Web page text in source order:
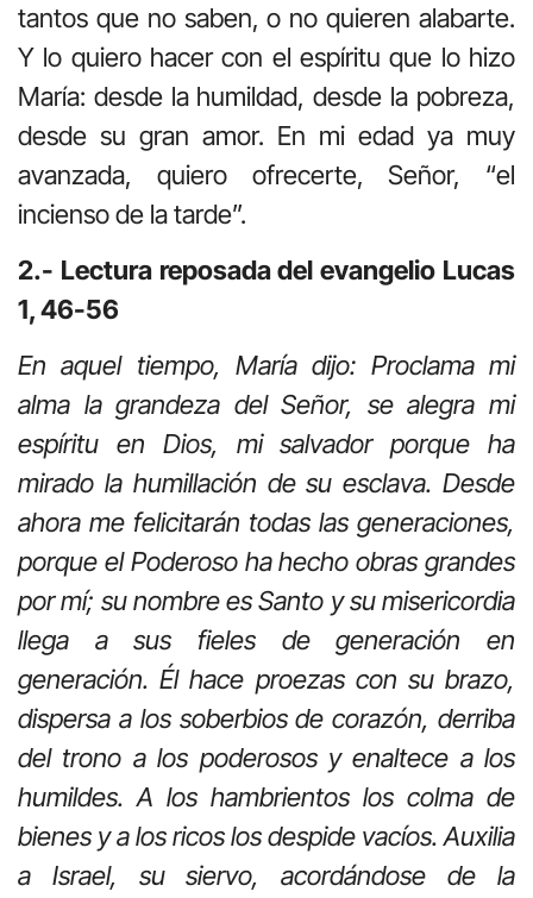
tantos que no saben, o no quieren alabarte.
Y lo quiero hacer con el espíritu que lo hizo
María: desde la humildad, desde la pobreza,
desde su gran amor. En mi edad ya muy
avanzada, quiero ofrecerte, Señor, “el
incienso de la tarde”.
2.- Lectura reposada del evangelio Lucas
1, 46-56
En aquel tiempo, María dijo: Proclama mi
alma la grandeza del Señor, se alegra mi
espíritu en Dios, mi salvador porque ha
mirado la humillación de su esclava. Desde
ahora me felicitarán todas las generaciones,
porque el Poderoso ha hecho obras grandes
por mí; su nombre es Santo y su misericordia
llega a sus fieles de generación en
generación. Él hace proezas con su brazo,
dispersa a los soberbios de corazón, derriba
del trono a los poderosos y enaltece a los
humildes. A los hambrientos los colma de
bienes y a los ricos los despide vacíos. Auxilia
a Israel, su siervo, acordándose de la